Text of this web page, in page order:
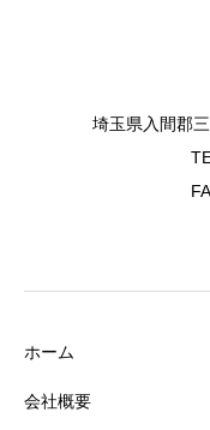
埼玉県入間郡
ホーム
会社概要